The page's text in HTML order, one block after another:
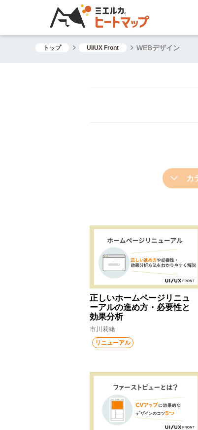
トップ UI/UX Front WEBデザイン
カ
正しいホームページリニュ
ーアルの進め方・必要性と
効果分析
市川莉緒
リニューアル